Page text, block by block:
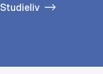
Studieliv